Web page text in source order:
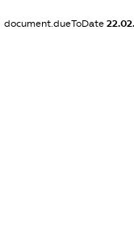
document.dueToDate